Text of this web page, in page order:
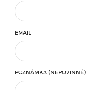
EMAIL
POZNÁMKA (NEPOVINNÉ)